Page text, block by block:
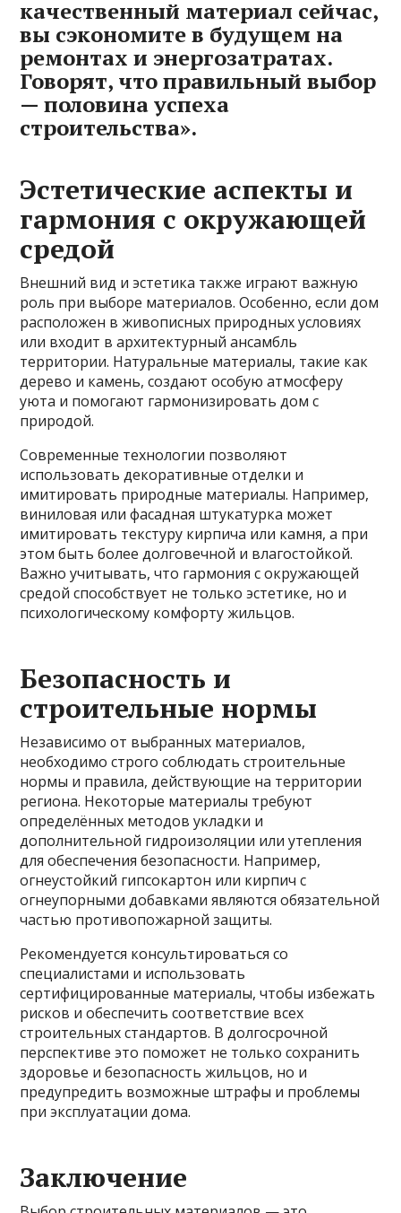
качественный материал сейчас,
вы сэкономите в будущем на
ремонтах и энергозатратах.
Говорят, что правильный выбор
— половина успеха
строительства».
Эстетические аспекты и
гармония с окружающей
средой
Внешний вид и эстетика также играют важную
роль при выборе материалов. Особенно, если дом
расположен в живописных природных условиях
или входит в архитектурный ансамбль
территории. Натуральные материалы, такие как
дерево и камень, создают особую атмосферу
уюта и помогают гармонизировать дом с
природой.
Современные технологии позволяют
использовать декоративные отделки и
имитировать природные материалы. Например,
виниловая или фасадная штукатурка может
имитировать текстуру кирпича или камня, а при
этом быть более долговечной и влагостойкой.
Важно учитывать, что гармония с окружающей
средой способствует не только эстетике, но и
психологическому комфорту жильцов.
Безопасность и
строительные нормы
Независимо от выбранных материалов,
необходимо строго соблюдать строительные
нормы и правила, действующие на территории
региона. Некоторые материалы требуют
определённых методов укладки и
дополнительной гидроизоляции или утепления
для обеспечения безопасности. Например,
огнеустойкий гипсокартон или кирпич с
огнеупорными добавками являются обязательной
частью противопожарной защиты.
Рекомендуется консультироваться со
специалистами и использовать
сертифицированные материалы, чтобы избежать
рисков и обеспечить соответствие всех
строительных стандартов. В долгосрочной
перспективе это поможет не только сохранить
здоровье и безопасность жильцов, но и
предупредить возможные штрафы и проблемы
при эксплуатации дома.
Заключение